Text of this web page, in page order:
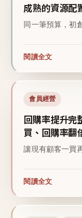
成熟的資源配
同一筆預算，初
閱讀全文
會員經營
回購率提升完
買、回購率翻
讓現有顧客一買
閱讀全文